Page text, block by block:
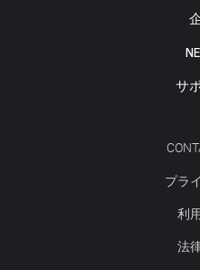
サ
プラ
利
法